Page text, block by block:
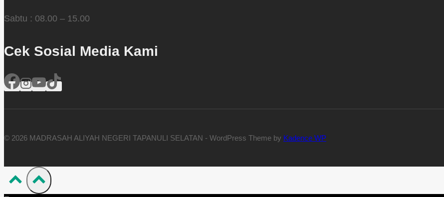
Sabtu : 08.00 – 15.00
Cek Sosial Media Kami
© 2026 MADRASAH ALIYAH NEGERI TAPANULI SELATAN - WordPress Theme by Kadence WP